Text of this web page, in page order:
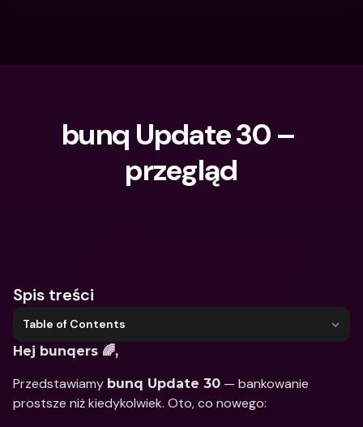
bunq Update 30 –
przegląd
Spis treści
Table of Contents
Hej bunqers 🌈,
Przedstawiamy bunq Update 30 — bankowanie
prostsze niż kiedykolwiek. Oto, co nowego: